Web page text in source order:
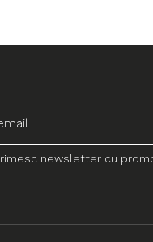
newsletter cu